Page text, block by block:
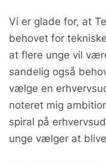
Vi er glade for, at
behovet for
at flere unge vil
sandelig også
vælge en
noteret mig
spiral på
unge vælger at